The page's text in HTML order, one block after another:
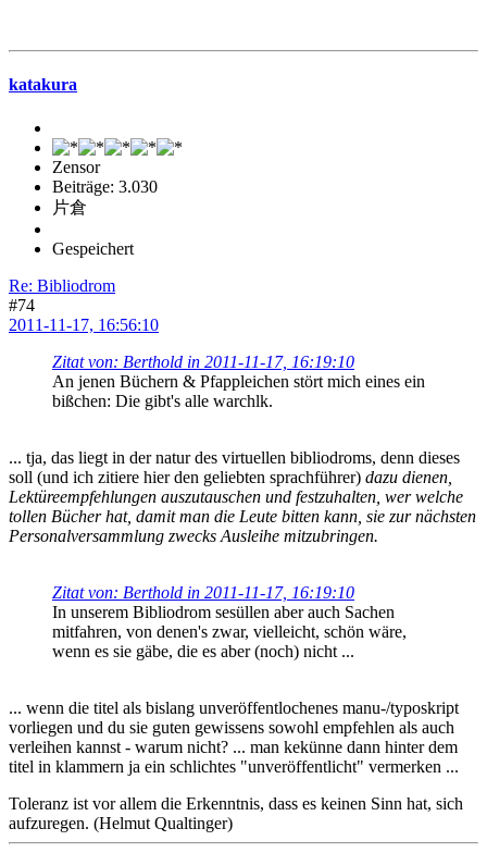
katakura
Zensor
Beiträge: 3.030
片倉
Gespeichert
Re: Bibliodrom
#74
2011-11-17, 16:56:10
Zitat von: Berthold in 2011-11-17, 16:19:10
An jenen Büchern & Pfappleichen stört mich eines ein
bißchen: Die gibt's alle warchlk.
... tja, das liegt in der natur des virtuellen bibliodroms, denn dieses
soll (und ich zitiere hier den geliebten sprachführer) dazu dienen,
Lektüreempfehlungen auszutauschen und festzuhalten, wer welche
tollen Bücher hat, damit man die Leute bitten kann, sie zur nächsten
Personalversammlung zwecks Ausleihe mitzubringen.
Zitat von: Berthold in 2011-11-17, 16:19:10
In unserem Bibliodrom sesüllen aber auch Sachen
mitfahren, von denen's zwar, vielleicht, schön wäre,
wenn es sie gäbe, die es aber (noch) nicht ...
... wenn die titel als bislang unveröffentlochenes manu-/typoskript
vorliegen und du sie guten gewissens sowohl empfehlen als auch
verleihen kannst - warum nicht? ... man kekünne dann hinter dem
titel in klammern ja ein schlichtes "unveröffentlicht" vermerken ...
Toleranz ist vor allem die Erkenntnis, dass es keinen Sinn hat, sich
aufzuregen. (Helmut Qualtinger)